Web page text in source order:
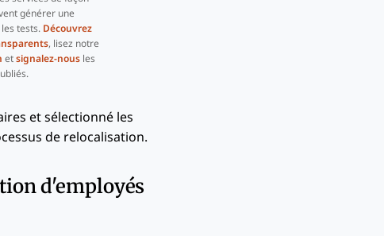
générer une
tests. Découvrez
, lisez notre
et signalez-nousles
et sélectionné les
de relocalisation.
d'employés